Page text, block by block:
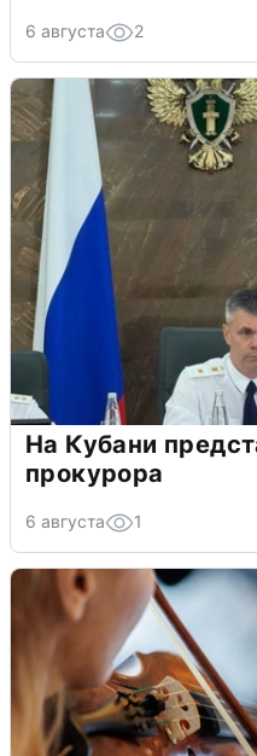
6 августа 2
На Кубани
прокурора
6 августа 1